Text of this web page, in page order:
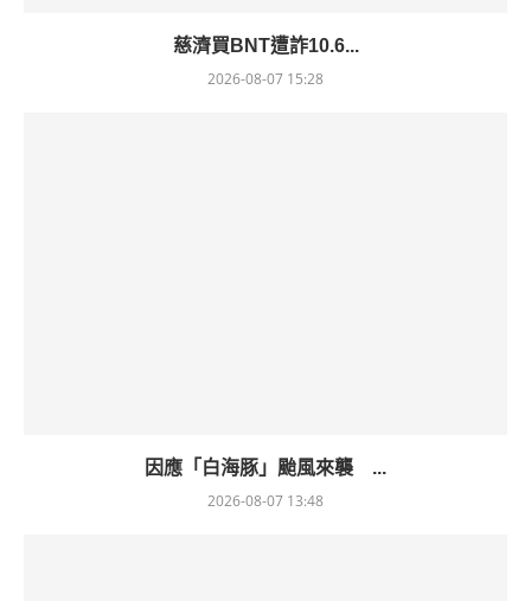
慈濟買BNT遭詐10.6...
2026-08-07 15:28
因應「白海豚」颱風來襲 ...
2026-08-07 13:48